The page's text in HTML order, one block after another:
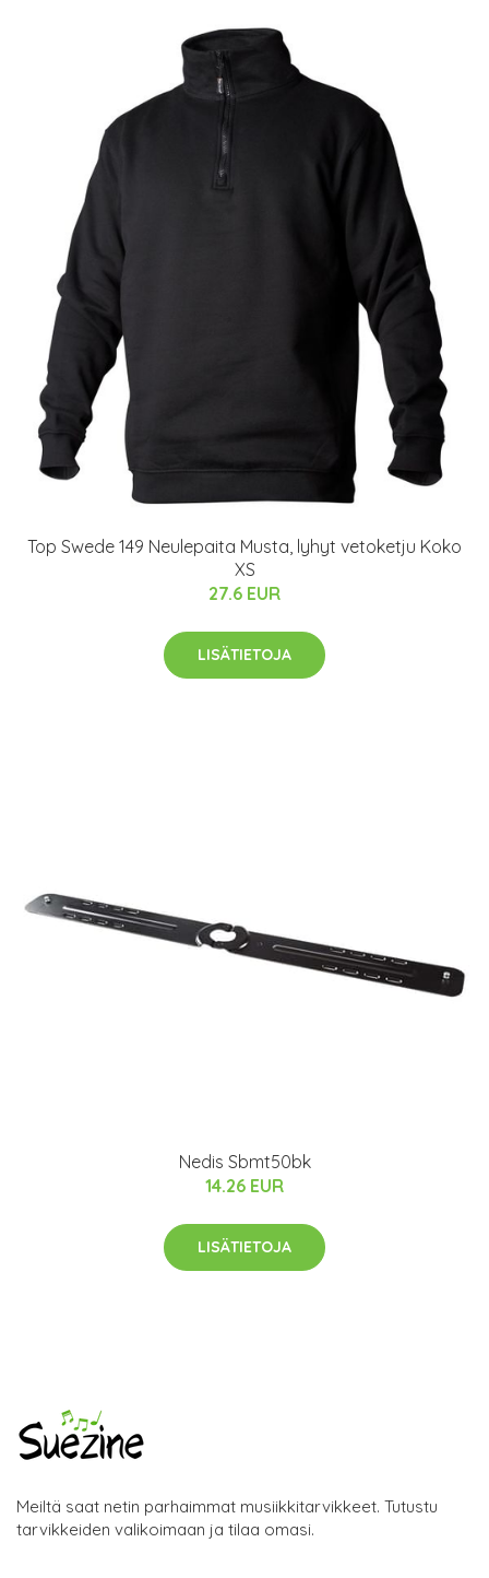
Top Swede 149 Neulepaita Musta, lyhyt vetoketju Koko
XS
27.6 EUR
LISÄTIETOJA
Nedis Sbmt50bk
14.26 EUR
LISÄTIETOJA
Meiltä saat netin parhaimmat musiikkitarvikkeet. Tutustu
tarvikkeiden valikoimaan ja tilaa omasi.